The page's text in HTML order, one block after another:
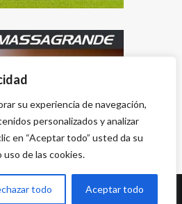
su experiencia de navegación,
personalizados y analizar
en “Aceptar todo” usted da su
de las cookies.
todo Aceptar todo
por